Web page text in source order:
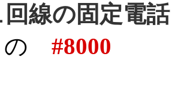
線の固定電
の #8000